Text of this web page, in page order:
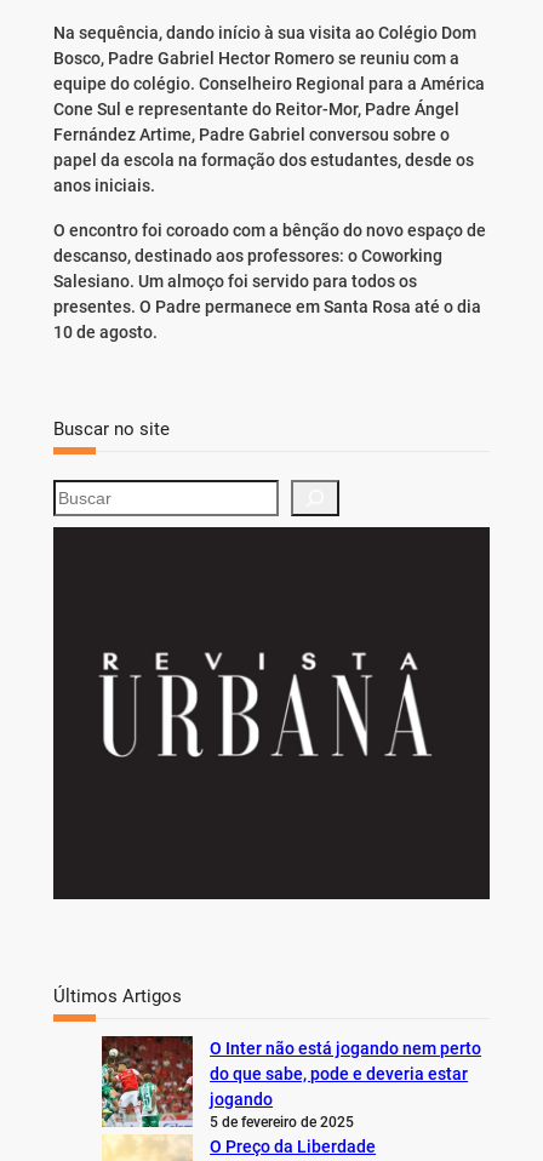
Na sequência, dando início à sua visita ao Colégio Dom
Bosco, Padre Gabriel Hector Romero se reuniu com a
equipe do colégio. Conselheiro Regional para a América
Cone Sul e representante do Reitor-Mor, Padre Ángel
Fernández Artime, Padre Gabriel conversou sobre o
papel da escola na formação dos estudantes, desde os
anos iniciais.
O encontro foi coroado com a bênção do novo espaço de
descanso, destinado aos professores: o Coworking
Salesiano. Um almoço foi servido para todos os
presentes. O Padre permanece em Santa Rosa até o dia
10 de agosto.
Buscar no site
S
e
Últimos Artigos
O Inter não está jogando nem perto
do que sabe, pode e deveria estar
jogando
5 de fevereiro de 2025
O Preço da Liberdade